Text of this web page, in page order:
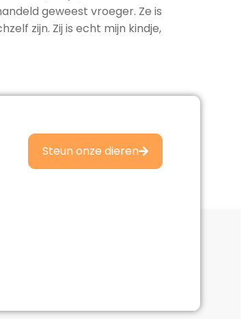
geweest vroeger. Ze is
zijn. Zij is echt mijn kindje,
Steun onze dieren